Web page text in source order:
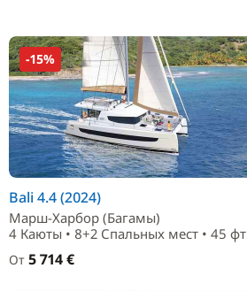
-15%
Bali 4.4 (2024)
Марш-Харбор (Багамы)
4 Каюты • 8+2 Спальныx мест • 45 фт
От 5 714 €